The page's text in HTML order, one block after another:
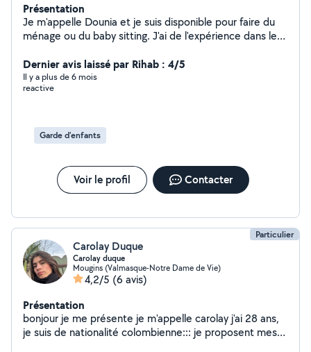
Présentation
Je m'appelle Dounia et je suis disponible pour faire du
ménage ou du baby sitting. J'ai de l'expérience dans le
âges. Je suis auxiliaire de puériculture je pourrais
répondre aux besoins de votre enfants et proposer
divers activités adaptés à leur besoins.
Dernier avis laissé par Rihab : 4/5
Il y a plus de 6 mois
reactive
Garde d'enfants
Voir le profil Contacter
Particulier
Carolay Duque
Carolay duque
Mougins (Valmasque-Notre Dame de Vie)
4,2/5 (6 avis)
Présentation
bonjour je me présente je m'appelle carolay j'ai 28 ans,
je suis de nationalité colombienne::: je proposent mes